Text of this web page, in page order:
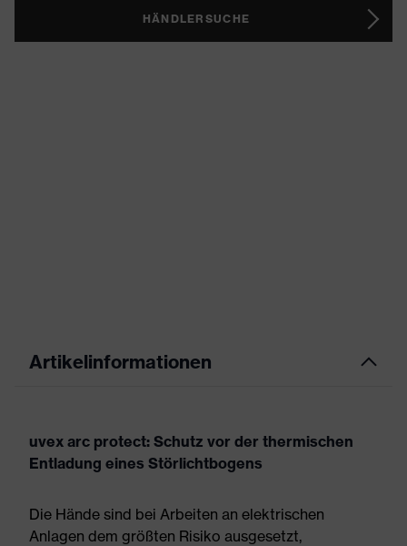
HÄNDLERSUCHE
Artikelinformationen
uvex arc protect: Schutz vor der thermischen
Entladung eines Störlichtbogens
Die Hände sind bei Arbeiten an elektrischen
Anlagen dem größten Risiko ausgesetzt,